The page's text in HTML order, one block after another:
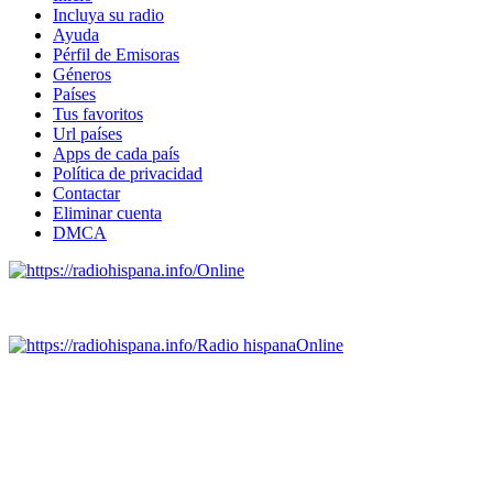
Incluya su radio
Ayuda
Pérfil de Emisoras
Géneros
Países
Tus favoritos
Url países
Apps de cada país
Política de privacidad
Contactar
Eliminar cuenta
DMCA
Online
Radio hispanaOnline